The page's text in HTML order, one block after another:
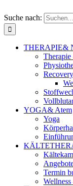
Suche nach:
THERAPIE&
YOGA& Atem
Yoga
Termin